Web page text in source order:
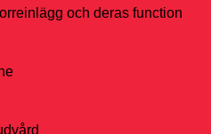
och deras function